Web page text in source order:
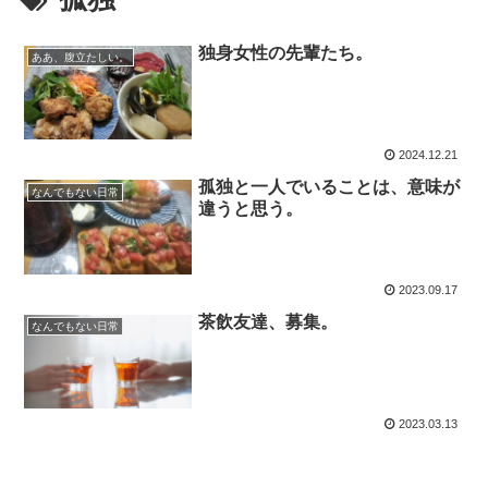
ああ、腹立たしい。 独身女性の先輩たち。
2024.12.21
なんでもない日常
孤独と一人でいることは、意味が
違うと思う。
2023.09.17
なんでもない日常 茶飲友達、募集。
2023.03.13